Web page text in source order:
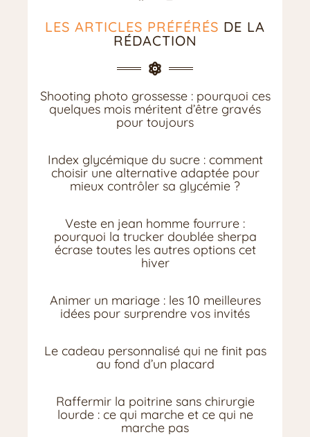
LES ARTICLES PRÉFÉRÉS DE LA
RÉDACTION
Shooting photo grossesse : pourquoi ces
quelques mois méritent d’être gravés
pour toujours
Index glycémique du sucre : comment
choisir une alternative adaptée pour
mieux contrôler sa glycémie ?
Veste en jean homme fourrure :
pourquoi la trucker doublée sherpa
écrase toutes les autres options cet
hiver
Animer un mariage : les 10 meilleures
idées pour surprendre vos invités
Le cadeau personnalisé qui ne finit pas
au fond d’un placard
Raffermir la poitrine sans chirurgie
lourde : ce qui marche et ce qui ne
marche pas